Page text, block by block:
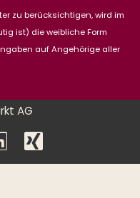
zu berücksichtigen, wird im
ist) die weibliche Form
auf Angehörige aller
AG